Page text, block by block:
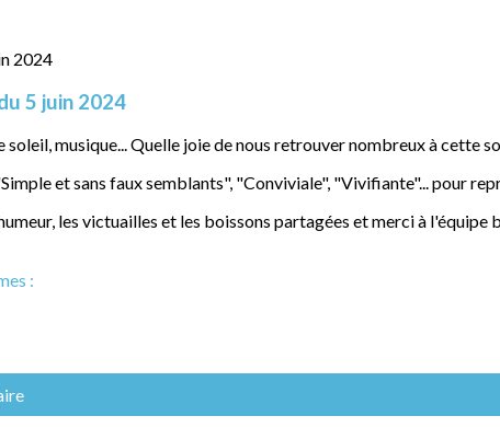
5 juin 2024
musique... Quelle joie de nous retrouver nombreux à cette
et sans faux semblants", "Conviviale", "Vivifiante"... pour
les victuailles et les boissons partagées et merci à
: